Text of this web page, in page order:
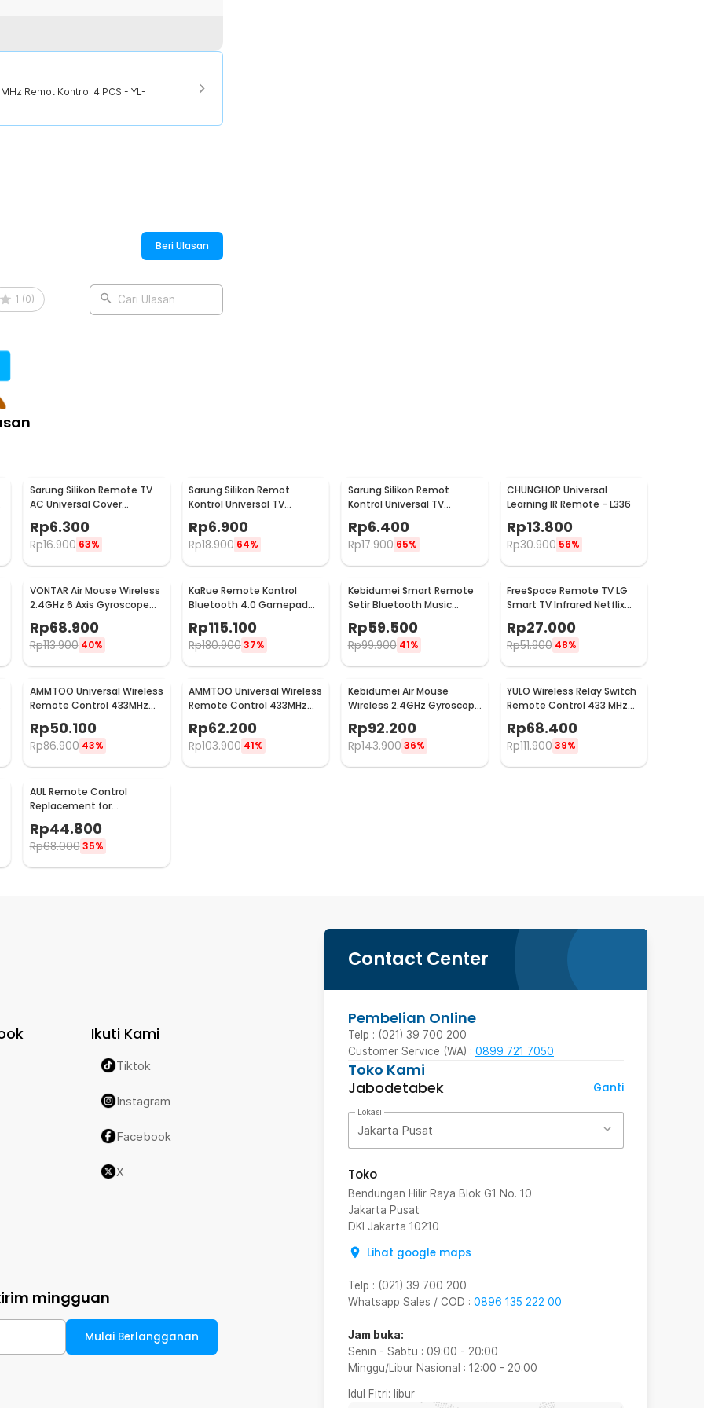
ke mana saja. Terbuat dari
- YL-AC02A
Remot Kontrol 4 PCS - YL-
Beri Ulasan
1 (0) Cari Ulasan
Sarung Silikon Remote TV
AC Universal Cover
Pelindung 16x5.5cm - KFR-
22
Rp6.300
Rp16.900 63%
Sarung Silikon Remot
Kontrol Universal TV
Remote Case 23x5.5cm
Rp6.900
Rp18.900 64%
Sarung Silikon Remot
Kontrol Universal TV
Remote Case 21.5x5cm
Rp6.400
Rp17.900 65%
CHUNGHOP Universal
Learning IR Remote - L336
Rp13.800
Rp30.900 56%
VONTAR Air Mouse Wireless
2.4GHz 6 Axis Gyroscope
Voice Remote Control - Q6
Rp68.900
Rp113.900 40%
KaRue Remote Kontrol
Bluetooth 4.0 Gamepad
Rp115.100
Rp180.90037%
Kebidumei Smart Remote
Setir Bluetooth Music
Rp59.500
Rp99.900 41%
FreeSpace Remote TV LG
Smart TV Infrared Netflix
Rp27.000
Rp51.900 48%
AMMTOO Universal Wireless
Remote Control 433MHz
AC02A
Rp50.100
Rp86.900 43%
AMMTOO Universal Wireless
Remote Control 433MHz
Remot Kontrol 3 PCS - YL-
AC02A
Rp62.200
Rp103.900 41%
Kebidumei Air Mouse
Wireless 2.4GHz Gyroscope
- M5
Rp92.200
Rp143.900 36%
YULO Wireless Relay Switch
Remote Control 433 MHz
EV1527 240V 10A - YL-22
Rp68.400
Rp111.90039%
AUL Remote Control
Replacement for
Chromecast Google TV -
G9N9N
Rp44.800
Rp68.000 35%
Contact Center
Pembelian Online
Telp : (021) 39 700 200
Customer Service (WA) : 0899 721 7050
Toko Kami
Jabodetabek
Ganti
Lokasi
Jakarta Pusat
Toko
Bendungan Hilir Raya Blok G1 No. 10
Jakarta Pusat
DKI Jakarta 10210
Lihat google maps
Telp : (021) 39 700 200
Whatsapp Sales / COD : 0896 135 222 00
Jam buka:
Senin - Sabtu : 09:00 - 20:00
Minggu/Libur Nasional : 12:00 - 20:00
Idul Fitri: libur
Ikuti Kami
Tiktok
Instagram
Facebook
X
mingguan
Mulai Berlangganan